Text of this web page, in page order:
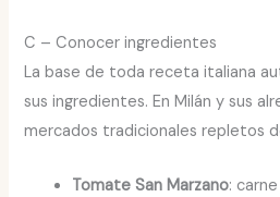
C – Conocer ingredientes
La base de toda receta italiana
sus ingredientes. En Milán y sus
mercados tradicionales repletos
Tomate San Marzano: